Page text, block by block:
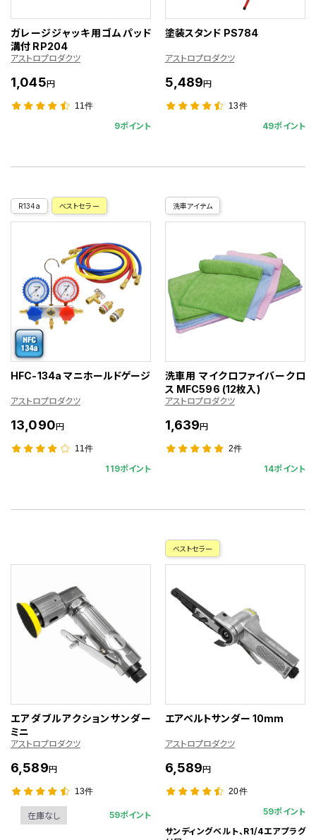
ガレージジャッキ用ゴムパッド
溝付 RP204
アストロプロダクツ
1,045円
11件
9ポイント
塗装スタンド PS784
アストロプロダクツ
5,489円
13件
49ポイント
R134a ベストセラー
HFC-134a マニホールドゲージ
アストロプロダクツ
13,090円
11件
119ポイント
洗車アイテム
洗車用 マイクロファイバークロ
ス MFC596 (12枚入)
アストロプロダクツ
1,639円
2件
14ポイント
エアダブルアクションサンダー
ミニ
アストロプロダクツ
6,589円
13件
在庫なし 59ポイント
ベストセラー
エアベルトサンダー 10mm
アストロプロダクツ
6,589円
20件
59ポイント
サンディングベルト、R1/4エアプラグ